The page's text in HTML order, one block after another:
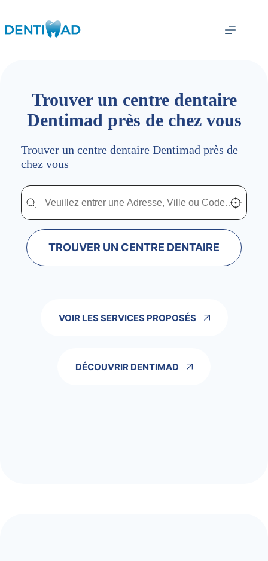
contenu
Trouver un centre dentaire
Dentimad près de chez vous
Trouver un centre dentaire Dentimad près de
chez vous
Trouver un centre dentaire Dentimad près de
Trouver un centre dentaire Dentimad près de chez vous Localisez-
TROUVER UN CENTRE DENTAIRE
VOIR LES SERVICES PROPOSÉS
DÉCOUVRIR DENTIMAD